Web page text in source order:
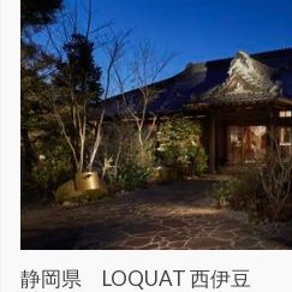
静岡県 LOQUAT 西伊豆